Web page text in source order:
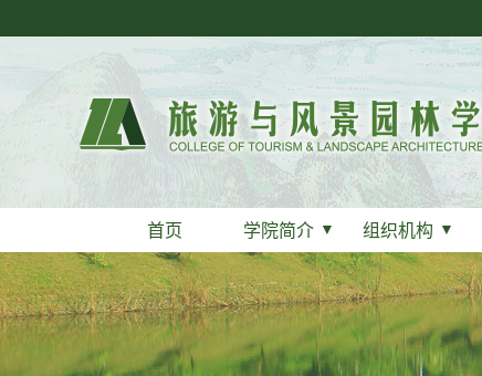
首页 学院简介 ▼ 组织机构 ▼